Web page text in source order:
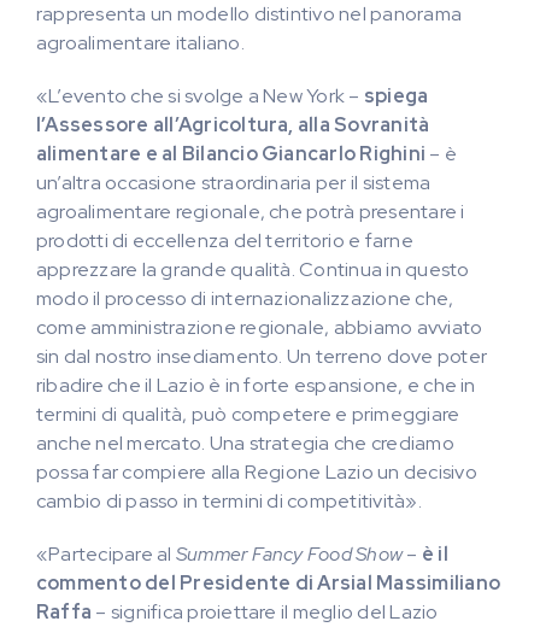
rappresenta un modello distintivo nel panorama
agroalimentare italiano.
«L’evento che si svolge a New York – spiega
l’Assessore all’Agricoltura, alla Sovranità
alimentare e al Bilancio Giancarlo Righini – è
un’altra occasione straordinaria per il sistema
agroalimentare regionale, che potrà presentare i
prodotti di eccellenza del territorio e farne
apprezzare la grande qualità. Continua in questo
modo il processo di internazionalizzazione che,
come amministrazione regionale, abbiamo avviato
sin dal nostro insediamento. Un terreno dove poter
ribadire che il Lazio è in forte espansione, e che in
termini di qualità, può competere e primeggiare
anche nel mercato. Una strategia che crediamo
possa far compiere alla Regione Lazio un decisivo
cambio di passo in termini di competitività».
«Partecipare al Summer Fancy Food Show– è il
commento del Presidente di Arsial Massimiliano
Raffa – significa proiettare il meglio del Lazio